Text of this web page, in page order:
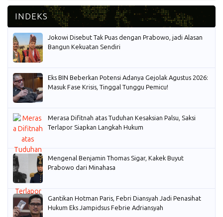
Jokowi Disebut Tak Puas dengan Prabowo, jadi Alasan
Bangun Kekuatan Sendiri
Eks BIN Beberkan Potensi Adanya Gejolak Agustus 2026:
Masuk Fase Krisis, Tinggal Tunggu Pemicu!
Merasa Difitnah atas Tuduhan Kesaksian Palsu, Saksi
Terlapor Siapkan Langkah Hukum
Mengenal Benjamin Thomas Sigar, Kakek Buyut
Prabowo dari Minahasa
Gantikan Hotman Paris, Febri Diansyah Jadi Penasihat
Hukum Eks Jampidsus Febrie Adriansyah